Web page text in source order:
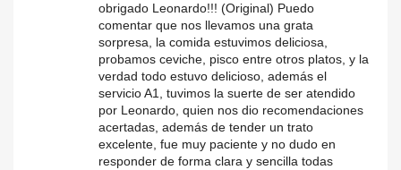
obrigado Leonardo!!! (Original) Puedo
comentar que nos llevamos una grata
sorpresa, la comida estuvimos deliciosa,
probamos ceviche, pisco entre otros platos, y la
verdad todo estuvo delicioso, además el
servicio A1, tuvimos la suerte de ser atendido
por Leonardo, quien nos dio recomendaciones
acertadas, además de tender un trato
excelente, fue muy paciente y no dudo en
responder de forma clara y sencilla todas